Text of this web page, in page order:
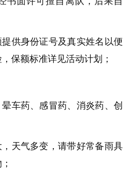
供身份证号及真实姓名以便
保额标准详见活动计划；
车药、感冒药、消炎药、创
天气多变，请带好常备雨具